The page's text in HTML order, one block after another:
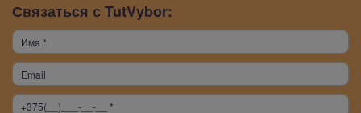
Связаться с TutVybor: